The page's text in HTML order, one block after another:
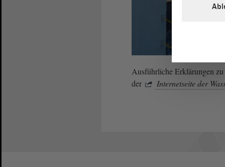
Ausführliche Erklärungen
der
Internetseite der